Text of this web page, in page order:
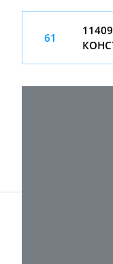
61
11409